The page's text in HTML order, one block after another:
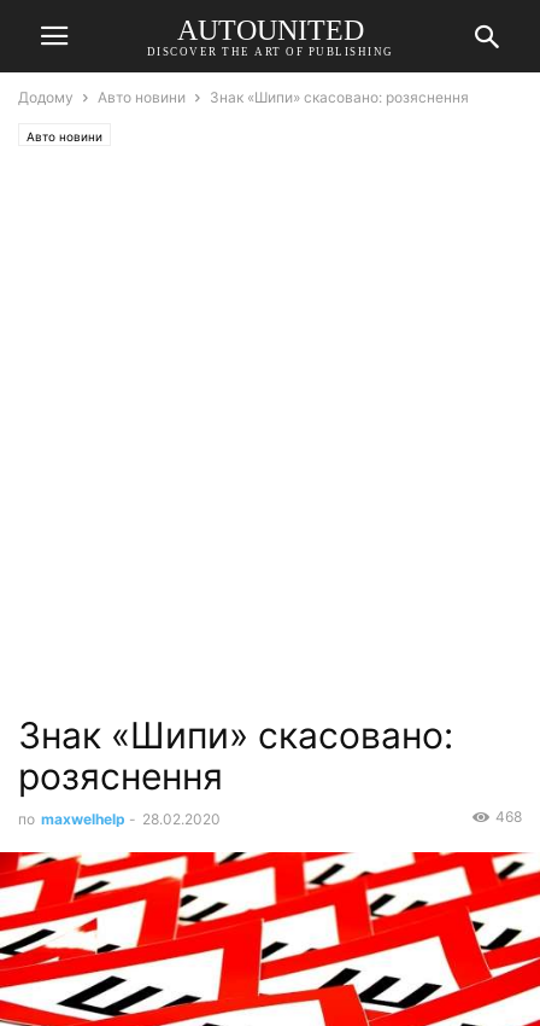
AUTOUNITED
DISCOVER THE ART OF PUBLISHING
Додому Авто новини Знак «Шипи» скасовано: розяснення
Авто новини
Знак «Шипи» скасовано:
розяснення
по maxwelhelp - 28.02.2020 468